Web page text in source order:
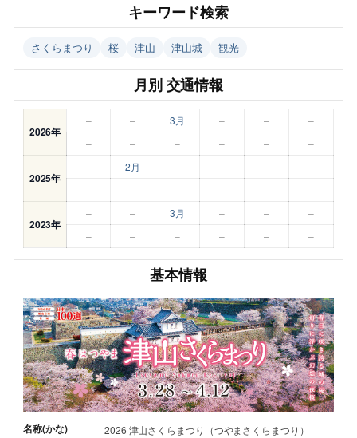
キーワード検索
さくらまつり 桜 津山 津山城 観光
月別 交通情報
2026年
– – 3月 – –
–
–
– – – – –
2025年
– 2月 – – –
–
–
– – – – –
2023年
– – 3月 – –
–
–
– – – – –
基本情報
名称(かな) 2026 津山さくらまつり（つやまさくらまつり）